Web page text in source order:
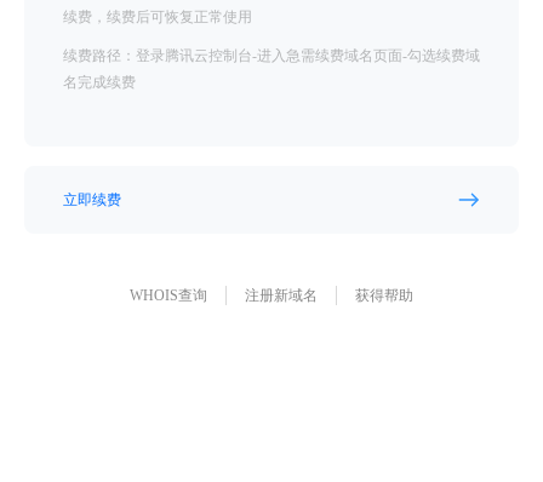
续费，续费后可恢复正常使用
续费路径：登录腾讯云控制台-进入急需续费域名页面-勾选续费域
名完成续费
立即续费
WHOIS查询 注册新域名 获得帮助